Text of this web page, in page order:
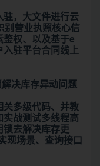
驻，大文件进行云
别营业执照核心信
鉴权、以及基于e
入驻平台合同线上
决库存异动问题
关多级代码、并教
实战测试多线程高
锁去解决库存更
现场景、查询接口